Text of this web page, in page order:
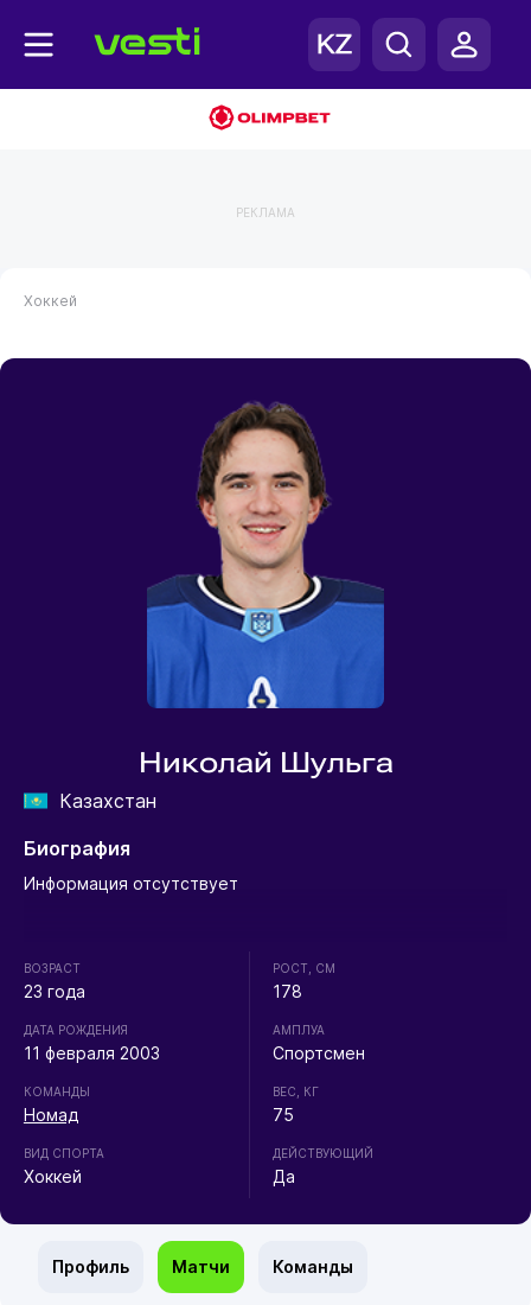
РЕКЛАМА
Хоккей
Николай Шульга
Казахстан
Биография
Информация отсутствует
ВОЗРАСТ
23 года
ДАТА РОЖДЕНИЯ
11 февраля 2003
КОМАНДЫ
Номад
ВИД СПОРТА
Хоккей
РОСТ, СМ
178
АМПЛУА
Спортсмен
ВЕС, КГ
75
ДЕЙСТВУЮЩИЙ
Да
Профиль Матчи Команды